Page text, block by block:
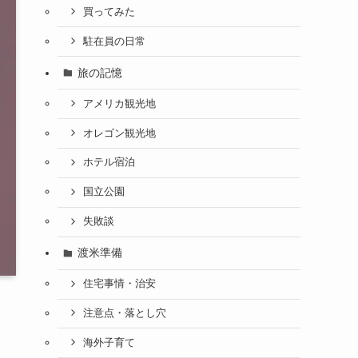
買ってみた
駐在員の日常
旅の記憶
アメリカ観光地
オレゴン観光地
ホテル宿泊
国立公園
失敗談
渡米準備
住宅事情・治安
注意点・落とし穴
海外子育て